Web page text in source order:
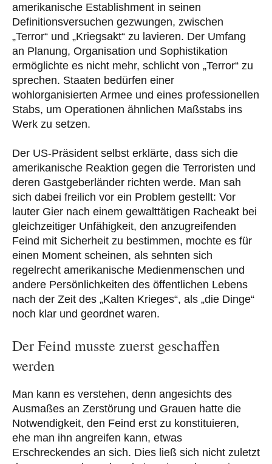
amerikanische Establishment in seinen
Definitionsversuchen gezwungen, zwischen
„Terror“ und „Kriegsakt“ zu lavieren. Der Umfang
an Planung, Organisation und Sophistikation
ermöglichte es nicht mehr, schlicht von „Terror“ zu
sprechen. Staaten bedürfen einer
wohlorganisierten Armee und eines professionellen
Stabs, um Operationen ähnlichen Maßstabs ins
Werk zu setzen.
Der US-Präsident selbst erklärte, dass sich die
amerikanische Reaktion gegen die Terroristen und
deren Gastgeberländer richten werde. Man sah
sich dabei freilich vor ein Problem gestellt: Vor
lauter Gier nach einem gewalttätigen Racheakt bei
gleichzeitiger Unfähigkeit, den anzugreifenden
Feind mit Sicherheit zu bestimmen, mochte es für
einen Moment scheinen, als sehnten sich
regelrecht amerikanische Medienmenschen und
andere Persönlichkeiten des öffentlichen Lebens
nach der Zeit des „Kalten Krieges“, als „die Dinge“
noch klar und geordnet waren.
Der Feind musste zuerst geschaffen
werden
Man kann es verstehen, denn angesichts des
Ausmaßes an Zerstörung und Grauen hatte die
Notwendigkeit, den Feind erst zu konstituieren,
ehe man ihn angreifen kann, etwas
Erschreckendes an sich. Dies ließ sich nicht zuletzt